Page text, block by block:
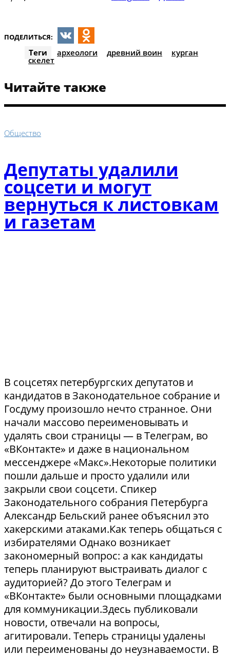
ПОДЕЛИТЬСЯ:
VKOdnoklassniki
Теги археологи древний воин курган
скелет
Читайте также
Общество
Депутаты удалили
соцсети и могут
вернуться к листовкам
и газетам
В соцсетях петербургских депутатов и
кандидатов в Законодательное собрание и
Госдуму произошло нечто странное. Они
начали массово переименовывать и
удалять свои страницы — в Телеграм, во
«ВКонтакте» и даже в национальном
мессенджере «Макс».Некоторые политики
пошли дальше и просто удалили или
закрыли свои соцсети. Спикер
Законодательного собрания Петербурга
Александр Бельский ранее объяснил это
хакерскими атаками.Как теперь общаться с
избирателями Однако возникает
закономерный вопрос: а как кандидаты
теперь планируют выстраивать диалог с
аудиторией? До этого Телеграм и
«ВКонтакте» были основными площадками
для коммуникации.Здесь публиковали
новости, отвечали на вопросы,
агитировали. Теперь страницы удалены
или переименованы до неузнаваемости. В